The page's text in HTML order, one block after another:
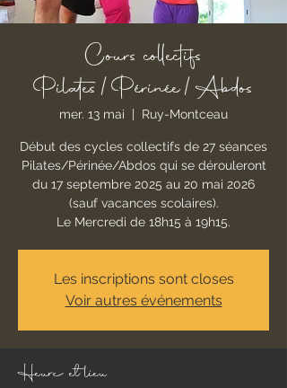
Cours collectifs
Pilates/Périnée/Abdos
mer. 13 mai
  |
Ruy-Montceau
Début des cycles collectifs de 27 séances
Pilates/Périnée/Abdos qui se dérouleront
du 17 septembre 2025 au 20 mai 2026
(sauf vacances scolaires).
Le Mercredi de 18h15 à 19h15.
Les inscriptions sont closes
Voir autres événements
Heure et lieu